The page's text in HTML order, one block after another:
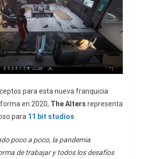
para esta nueva franquicia
en 2020, The Alters representa
para 11 bit studios.
poco a poco, la pandemia
de trabajar y todos los desafíos